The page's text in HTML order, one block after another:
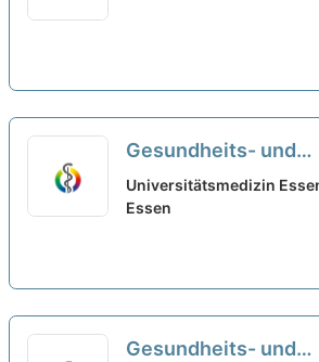
Gesundheits- und
Krankenpfleger:in
Team der
Universitätsmedizin
Essen
Gesundheits- und